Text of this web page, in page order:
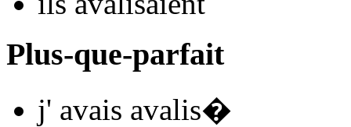
Plus-que-parfait
j' avais avalis�